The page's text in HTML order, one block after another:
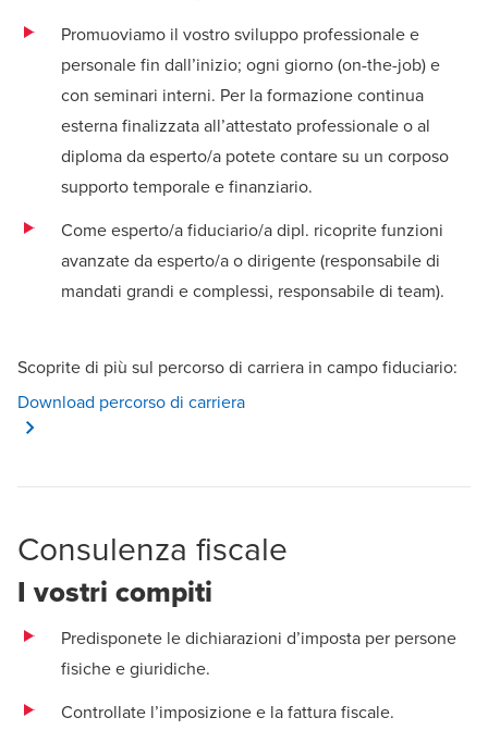
Promuoviamo il vostro sviluppo professionale e
personale fin dall’inizio; ogni giorno (on-the-job) e
con seminari interni. Per la formazione continua
esterna finalizzata all’attestato professionale o al
diploma da esperto/a potete contare su un corposo
supporto temporale e finanziario.
Come esperto/a fiduciario/a dipl. ricoprite funzioni
avanzate da esperto/a o dirigente (responsabile di
mandati grandi e complessi, responsabile di team).
Scoprite di più sul percorso di carriera in campo fiduciario:
Download percorso di carrieraOpens in a new window/tab
Consulenza fiscale
I vostri compiti
Predisponete le dichiarazioni d’imposta per persone
fisiche e giuridiche.
Controllate l’imposizione e la fattura fiscale.